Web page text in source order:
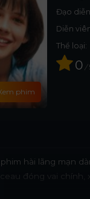
phim
Đạo
Diễn
Thể loại:
0 /
hài lãng mạn
đóng vai